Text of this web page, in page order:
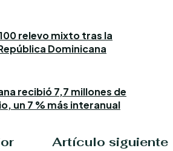
relevo mixto tras la
Dominicana
recibió 7,7 millones de
un 7 % más interanual
Artículo siguiente